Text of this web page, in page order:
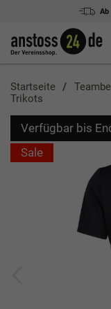
Ab
Startseite
Trikots
Verfügbar bis
Sale